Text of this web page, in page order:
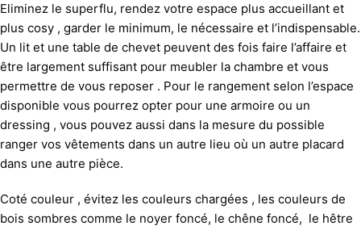
Eliminez le superflu, rendez votre espace plus accueillant et
plus cosy , garder le minimum, le nécessaire et l’indispensable.
Un lit et une table de chevet peuvent des fois faire l’affaire et
être largement suffisant pour meubler la chambre et vous
permettre de vous reposer . Pour le rangement selon l’espace
disponible vous pourrez opter pour une armoire ou un
dressing , vous pouvez aussi dans la mesure du possible
ranger vos vêtements dans un autre lieu où un autre placard
dans une autre pièce.
Coté couleur , évitez les couleurs chargées , les couleurs de
bois sombres comme le noyer foncé, le chêne foncé, le hêtre